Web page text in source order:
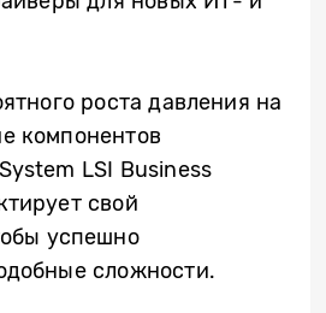
роста давления на
компонентов
LSI Business
свой
успешно
сложности.